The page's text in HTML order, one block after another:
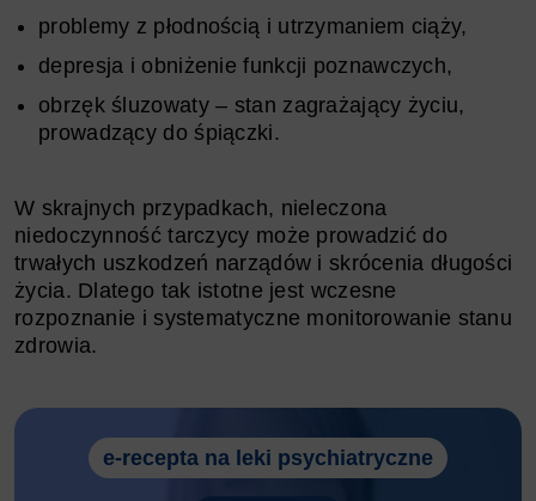
problemy z płodnością i utrzymaniem ciąży,
depresja i obniżenie funkcji poznawczych,
obrzęk śluzowaty – stan zagrażający życiu,
prowadzący do śpiączki.
W skrajnych przypadkach, nieleczona
niedoczynność tarczycy może prowadzić do
trwałych uszkodzeń narządów i skrócenia długości
życia. Dlatego tak istotne jest wczesne
rozpoznanie i systematyczne monitorowanie stanu
zdrowia.
e-recepta na leki psychiatryczne